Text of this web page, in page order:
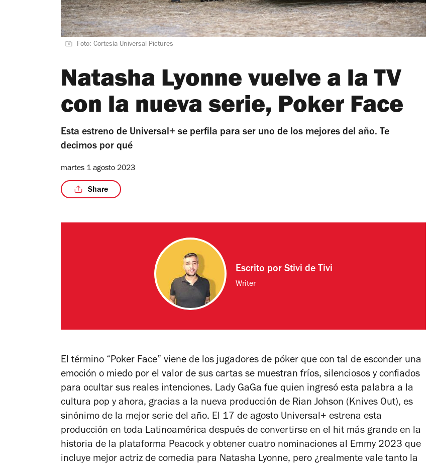
Foto: Cortesía Universal Pictures
Natasha Lyonne vuelve a la TV
con la nueva serie, Poker Face
Esta estreno de Universal+ se perfila para ser uno de los mejores del año. Te
decimos por qué
martes 1 agosto 2023
Share
Escrito por Stivi de Tivi
Writer
El término “Poker Face” viene de los jugadores de póker que con tal de esconder una
emoción o miedo por el valor de sus cartas se muestran fríos, silenciosos y confiados
para ocultar sus reales intenciones. Lady GaGa fue quien ingresó esta palabra a la
cultura pop y ahora, gracias a la nueva producción de Rian Johson (Knives Out), es
sinónimo de la mejor serie del año. El 17 de agosto Universal+ estrena esta
producción en toda Latinoamérica después de convertirse en el hit más grande en la
historia de la plataforma Peacock y obtener cuatro nominaciones al Emmy 2023 que
incluye mejor actriz de comedia para Natasha Lyonne, pero ¿realmente vale tanto la